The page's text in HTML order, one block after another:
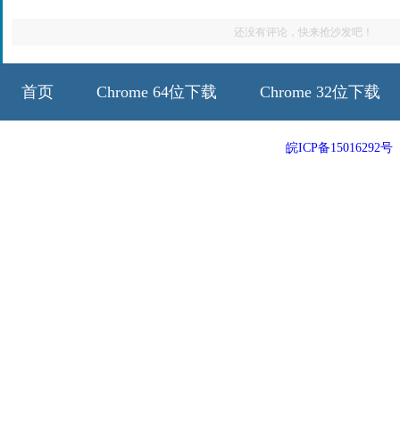
还没有评论，快来抢沙发吧！
首页 Chrome 64位下载 Chrome 32位下载
皖ICP备15016292号